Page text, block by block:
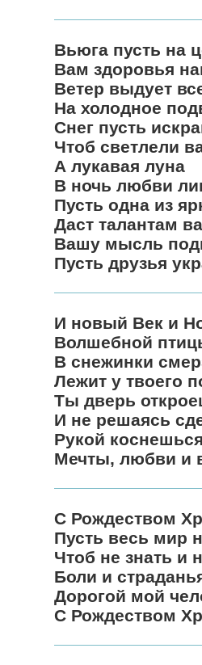
Вьюга пусть на
Вам здоровья
Ветер выдует
На холодное
Снег пусть
Чтоб светлели
А лукавая луна
В ночь любви
Пусть одна из
Даст талантам
Вашу мысль
Пусть друзья
И новый Век и
Волшебной
В снежинки
Лежит у твоего
Ты дверь
И не решаясь
Рукой
Мечты, любви и
С Рождеством
Пусть весь мир
Чтоб не знать и
Боли и
Дорогой мой
С Рождеством